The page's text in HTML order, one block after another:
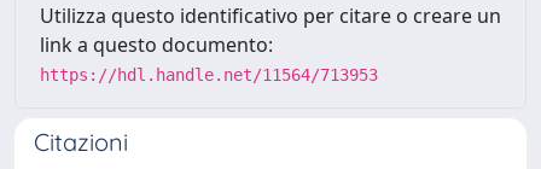
Utilizza questo identificativo per citare o creare un
link a questo documento:
https://hdl.handle.net/11564/713953
Citazioni